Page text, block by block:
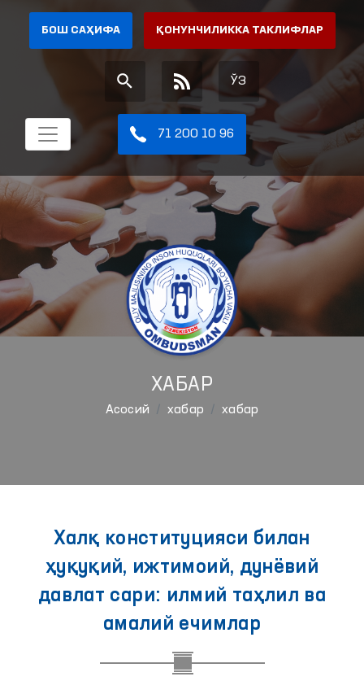
БОШ САҲИФА ҚОНУНЧИЛИККА ТАКЛИФЛАР
ЎЗ
71 200 10 96
ХАБАР
Aсосий хабар хабар
Халқ конституцияси билан
ҳуқуқий, ижтимоий, дунёвий
давлат сари: илмий таҳлил ва
амалий ечимлар